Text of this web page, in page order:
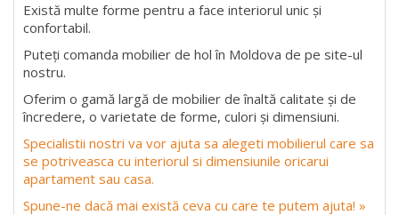
Există multe forme pentru a face interiorul unic și
confortabil.
Puteți comanda mobilier de hol în Moldova de pe site-ul
nostru.
Oferim o gamă largă de mobilier de înaltă calitate și de
încredere, o varietate de forme, culori și dimensiuni.
Specialistii nostri va vor ajuta sa alegeti mobilierul care sa
se potriveasca cu interiorul si dimensiunile oricarui
apartament sau casa.
Spune-ne dacă mai există ceva cu care te putem ajuta! »